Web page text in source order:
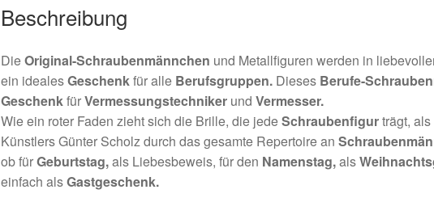
Beschreibung
DieOriginal-Schraubenmännchen und Metallfiguren werden in
ein idealesGeschenkfür alle Berufsgruppen.Dieses Berufe-
GeschenkfürVermessungstechniker und Vermesser.
Wie ein roter Faden zieht sich die Brille, die jedeSchraubenfigurträgt, als
Künstlers Günter Scholz durch das gesamte Repertoire an
ob fürGeburtstag,als Liebesbeweis, für den Namenstag,als
einfach alsGastgeschenk.